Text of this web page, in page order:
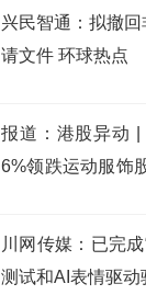
兴民智通：拟撤
请文件 环球热点
报道：港股异动 |
6%领跌运动服饰
川网传媒：已完
测试和AI表情驱动